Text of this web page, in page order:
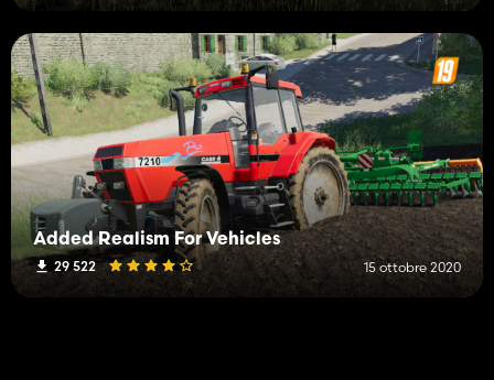
Added Realism For Vehicles
29 522 15 ottobre 2020